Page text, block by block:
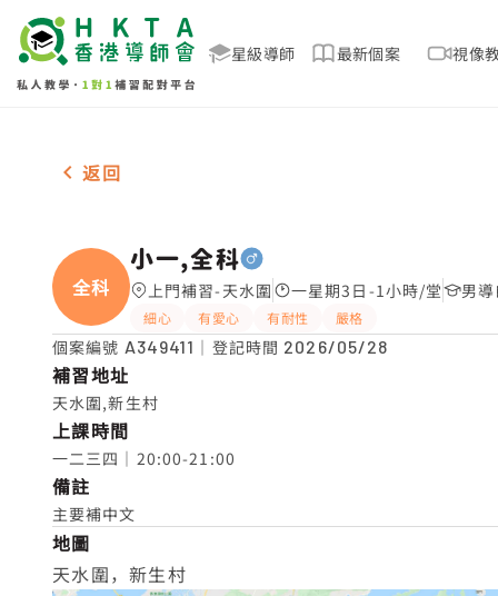
星級導師 最新個案 視像
男-1名 小一,全科，天水圍 補習推介
返回
全科
小一,全科
上門補習-天水圍 一星期3日-1小時/堂 男
細心 有愛心 有耐性 嚴格
個案編號 A349411 ｜登記時間 2026/05/28
補習地址
天水圍,新生村
上課時間
一二三四｜20:00-21:00
備註
主要補中文
地圖
天水圍，新生村